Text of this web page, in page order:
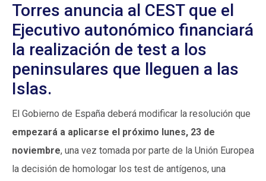
Torres anuncia al CEST que el
Ejecutivo autonómico financiará
la realización de test a los
peninsulares que lleguen a las
Islas.
El Gobierno de España deberá modificar la resolución que
empezará a aplicarse el próximo lunes, 23 de
noviembre, una vez tomada por parte de la Unión Europea
la decisión de homologar los test de antígenos, una